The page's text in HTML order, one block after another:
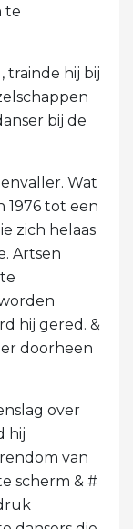
te
trainde hij bij
bij de
Wat
1976 tot een
zich helaas
Artsen
hij gered. &
er doorheen
over
hij
van
scherm & #